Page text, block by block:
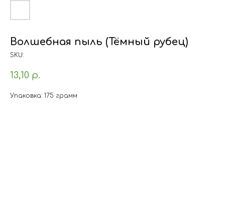
Волшебная пыль (Тёмный рубец)
SKU:
13,10 р.
Упаковка: 175 грамм